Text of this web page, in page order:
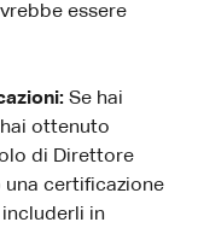
essere
Se hai
ottenuto
di Direttore
una certificazione
includerli in